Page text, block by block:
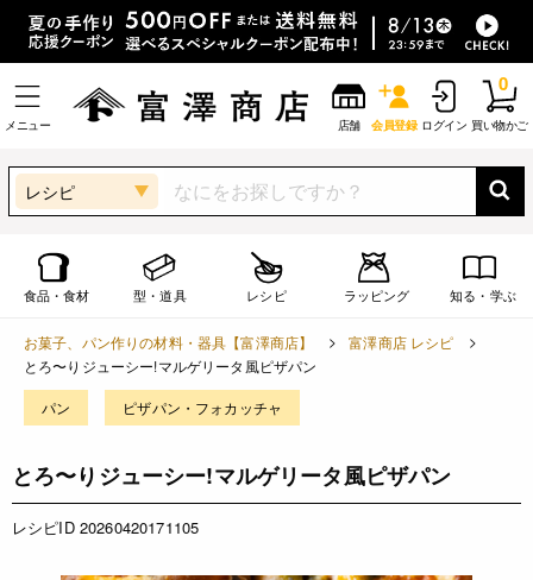
メニュー 店舗 会員登録 ログイン 買い物かご
0
レシピ
食品・食材 型・道具 レシピ ラッピング 知る・学ぶ
お菓子、パン作りの材料・器具【富澤商店】
富澤商店 レシピ
とろ〜りジューシー!マルゲリータ風ピザパン
パン ピザパン・フォカッチャ
とろ〜りジューシー!マルゲリータ風ピザパン
レシピID 20260420171105